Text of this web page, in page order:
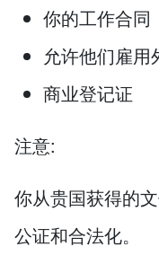
你的工作合同
允许他们雇用
商业登记证
注意:
你从贵国获得的
公证和合法化。